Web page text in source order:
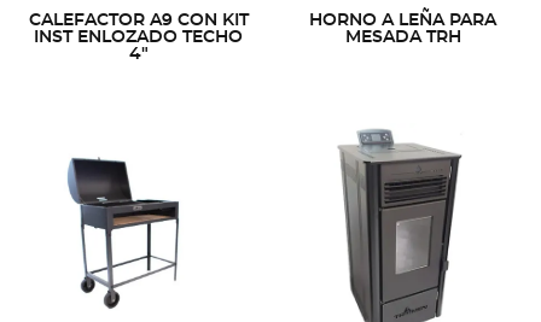
CALEFACTOR A9 CON KIT
INST ENLOZADO TECHO
4"
HORNO A LEÑA PARA
MESADA TRH